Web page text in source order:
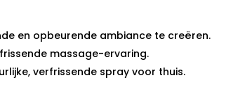
en opbeurende ambiance te creëren.
massage-ervaring.
verfrissende spray voor thuis.